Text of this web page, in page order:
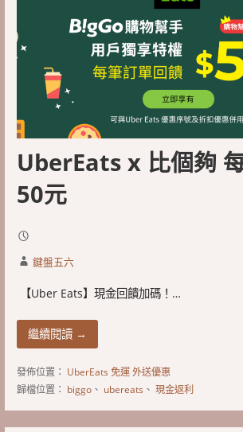
UberEats x 比個夠
50元
鍵盤五六
​ 【Uber Eats】現金回饋加碼！…
繼續閱讀 →
發佈位置： UberEats 免運 外送優惠
歸檔位置： biggo、 ubereats 、 現金返利